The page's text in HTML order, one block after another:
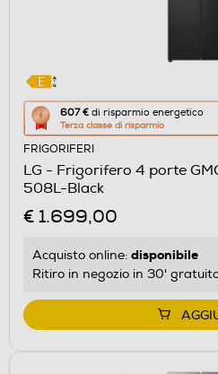
607 € di risparmio energetico
Terza classe di risparmio
Questa
azione
aprirà
il
Calcolatore
di
energetico
di
Youreko.
FRIGORIFERI
LG - Frigorifero 4 porte
508L-Black
€ 1.699,00
Acquisto online: disponibile
Ritiro in negozio in 30'